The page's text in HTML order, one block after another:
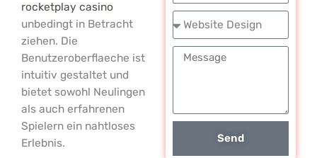
rocketplay casino
unbedingt in Betracht
ziehen. Die
Benutzeroberflaeche ist
intuitiv gestaltet und
bietet sowohl Neulingen
als auch erfahrenen
Spielern ein nahtloses
Erlebnis.
Service
Required
Message
Send